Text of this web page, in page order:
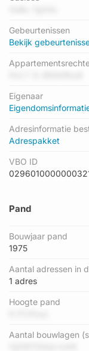
waarin dit adres ligt
Gebeurtenissen
Bekijk
Eigenaar
Adresinformatie
Adrespakket
VBO ID
Pand
Bouwjaar pand
1975
Aantal adressen in
1 adres
Hoogte pand
Aantal bouwlagen